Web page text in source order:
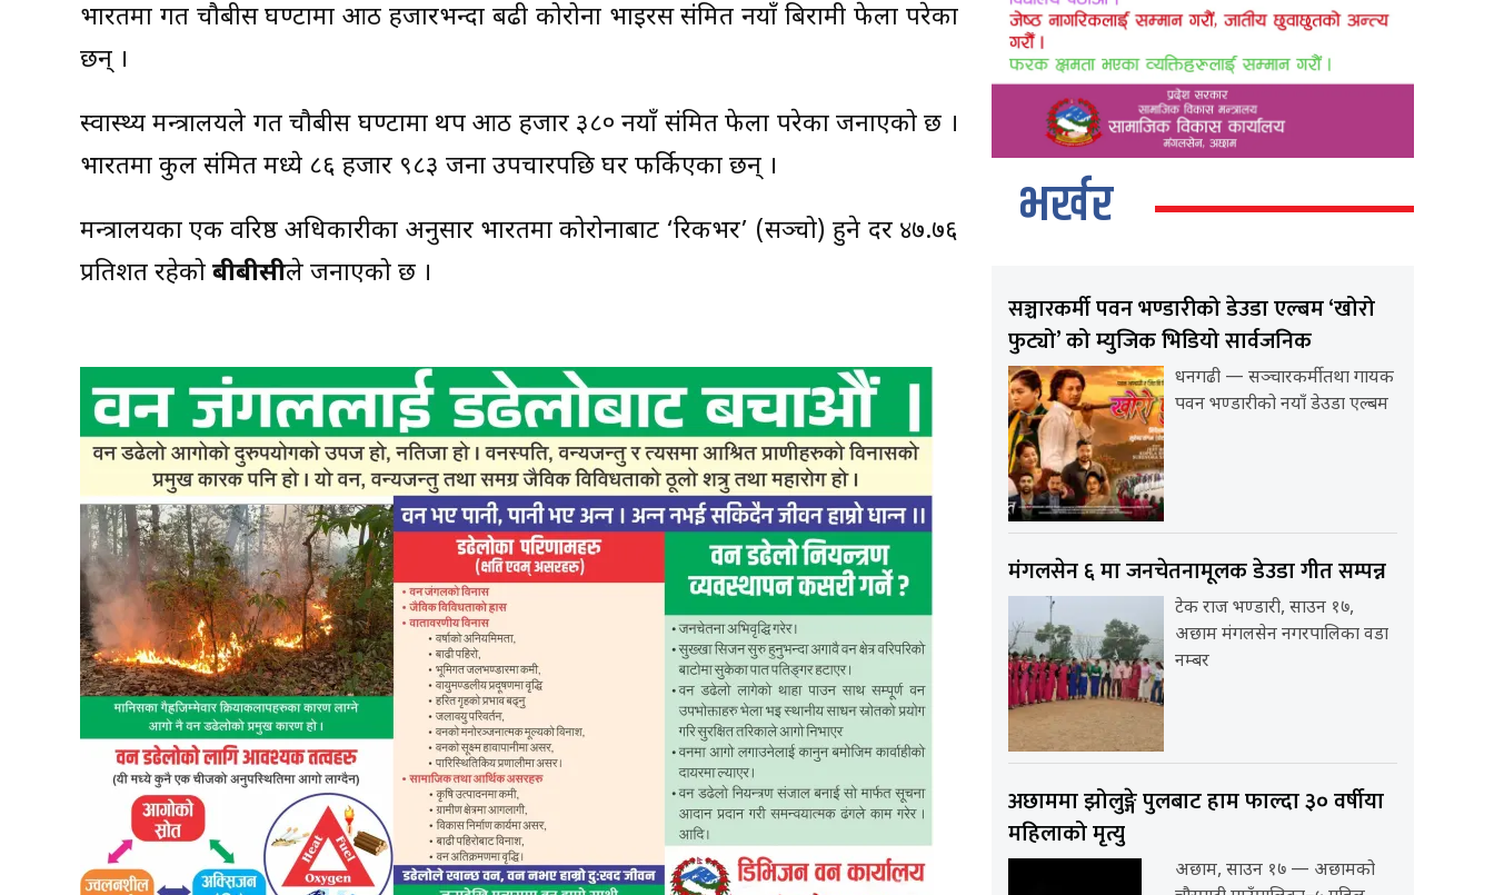
भारतमा गत चौबीस घण्टामा आठ हजारभन्दा बढी कोरोना भाइरस संक्रमित नयाँ बिरामी फेला परेका
छन् ।
स्वास्थ्य मन्त्रालयले गत चौबीस घण्टामा थप आठ हजार ३८० नयाँ संक्रमित फेला परेका जनाएको छ ।
भारतमा कुल संक्रमित मध्ये ८६ हजार ९८३ जना उपचारपछि घर फर्किएका छन् ।
मन्त्रालयका एक वरिष्ठ अधिकारीका अनुसार भारतमा कोरोनाबाट ‘रिकभर’ (सञ्चो) हुने दर ४७.७६
प्रतिशत रहेको बीबीसीले जनाएको छ ।
भर्खर
सञ्चारकर्मी पवन भण्डारीको डेउडा एल्बम ‘खोरो
फुट्यो’ को म्युजिक भिडियो सार्वजनिक
धनगढी — सञ्चारकर्मी तथा गायक
पवन भण्डारीको नयाँ डेउडा एल्बम
मंगलसेन ६ मा जनचेतनामूलक डेउडा गीत सम्पन्न
टेक राज भण्डारी, साउन १७,
अछाम मंगलसेन नगरपालिका वडा
नम्बर
अछाममा झोलुङ्गे पुलबाट हाम फाल्दा ३० वर्षीया
महिलाको मृत्यु
अछाम, साउन १७ — अछामको